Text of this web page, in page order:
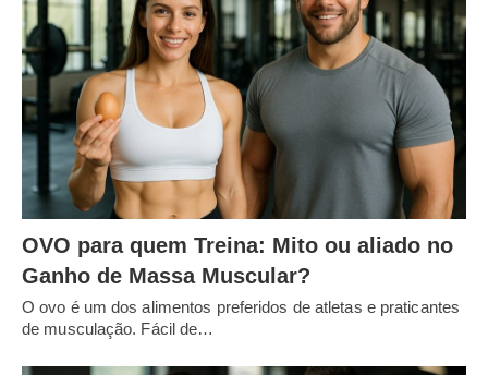
OVO para quem Treina: Mito ou aliado no
Ganho de Massa Muscular?
O ovo é um dos alimentos preferidos de atletas e praticantes
de musculação. Fácil de…